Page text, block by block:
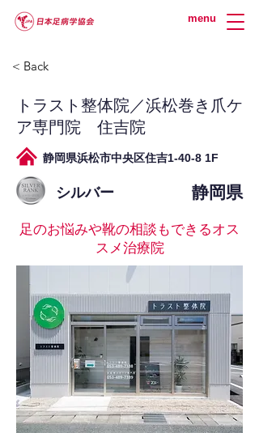
menu
< Back
トラスト整体院／浜松巻き爪ケ
ア専門院 住吉院
静岡県浜松市中央区住吉1-40-8 1F
シルバー 静岡県
足のお悩みや靴の相談もできるオス
スメ治療院